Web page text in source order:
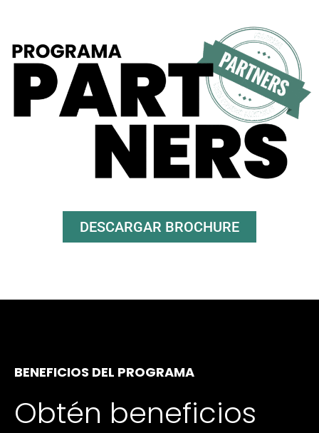
DESCARGAR BROCHURE
BENEFICIOS DEL PROGRAMA
Obtén beneficios